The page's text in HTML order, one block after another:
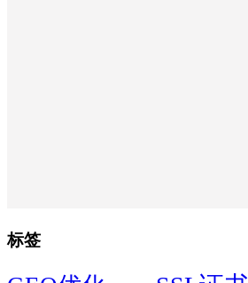
标签